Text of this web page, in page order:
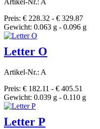
Artikel-Nr.: A
Preis: € 228.32 - € 329.87
Gewicht: 0.063 g - 0.096 g
Letter O
Artikel-Nr.: A
Preis: € 182.11 - € 405.51
Gewicht: 0.039 g - 0.110 g
Letter P